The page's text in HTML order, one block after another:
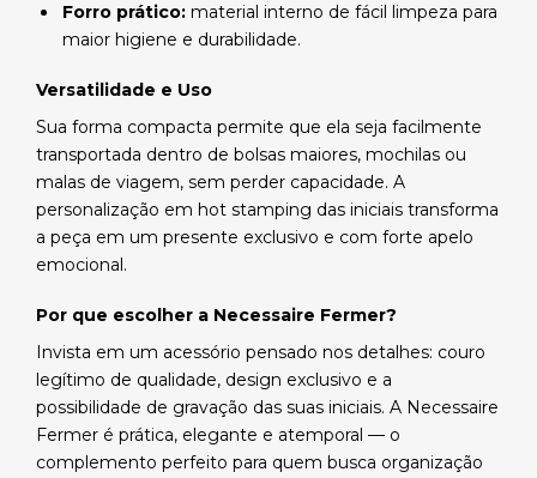
Forro prático: material interno de fácil limpeza para
maior higiene e durabilidade.
Versatilidade e Uso
Sua forma compacta permite que ela seja facilmente
transportada dentro de bolsas maiores, mochilas ou
malas de viagem, sem perder capacidade. A
personalização em hot stamping das iniciais transforma
a peça em um presente exclusivo e com forte apelo
emocional.
Por que escolher a Necessaire Fermer?
Invista em um acessório pensado nos detalhes: couro
legítimo de qualidade, design exclusivo e a
possibilidade de gravação das suas iniciais. A Necessaire
Fermer é prática, elegante e atemporal — o
complemento perfeito para quem busca organização